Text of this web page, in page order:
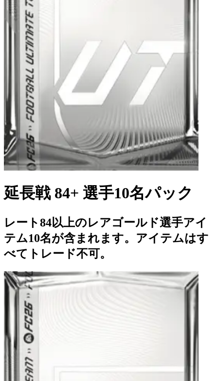
延長戦 84+ 選手10名パック
レート84以上のレアゴールド選手アイ
テム10名が含まれます。アイテムはす
べてトレード不可。